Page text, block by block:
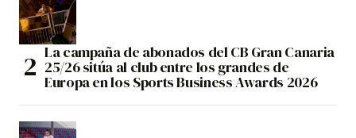
La campaña de abonados del CB Gran Canaria
25/26 sitúa al club entre los grandes de
Europa en los Sports Business Awards 2026